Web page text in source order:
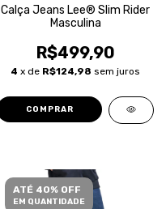
Calça Jeans Lee® Slim Rider
Masculina
R$499,90
4 x de R$124,98 sem juros
COMPRAR
ATÉ 40% OFF
EM QUANTIDADE